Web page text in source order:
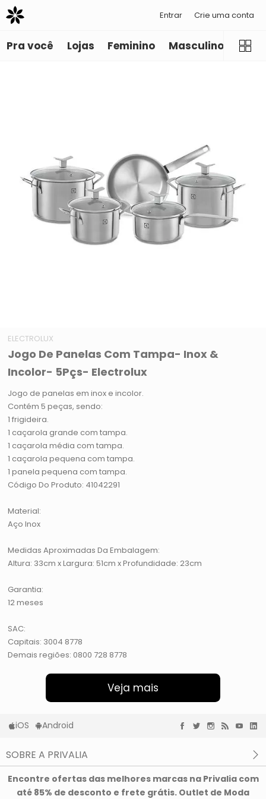
Entrar Crie uma conta
Pra você Lojas Feminino Masculino
ELECTROLUX
Jogo De Panelas Com Tampa- Inox &
Incolor- 5Pçs- Electrolux
Jogo de panelas em inox e incolor.
Contém 5 peças, sendo:
1 frigideira.
1 caçarola grande com tampa.
1 caçarola média com tampa.
1 caçarola pequena com tampa.
1 panela pequena com tampa.
Código Do Produto: 41042291
Material:
Aço Inox
Medidas Aproximadas Da Embalagem:
Altura: 33cm x Largura: 51cm x Profundidade: 23cm
Garantia:
12 meses
SAC:
Capitais: 3004 8778
Demais regiões: 0800 728 8778
Veja mais
iOS Android
SOBRE A PRIVALIA
Privacidade e Cookies
Encontre ofertas das melhores marcas na Privalia com
até 85% de desconto e frete grátis. Outlet de Moda